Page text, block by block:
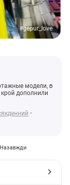
#gepur_love
модели, в
дополнили